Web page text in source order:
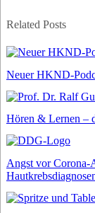
Related Posts
Neuer HKND-
Hören & Lernen –
Angst vor Corona-